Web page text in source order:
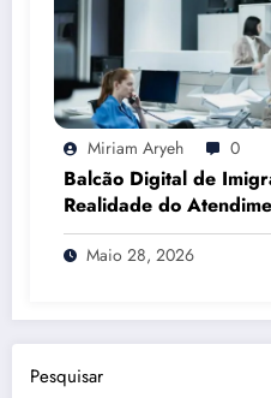
Miriam Aryeh 0
Balcão Digital de
Realidade do
Maio 28, 2026
Pesquisar